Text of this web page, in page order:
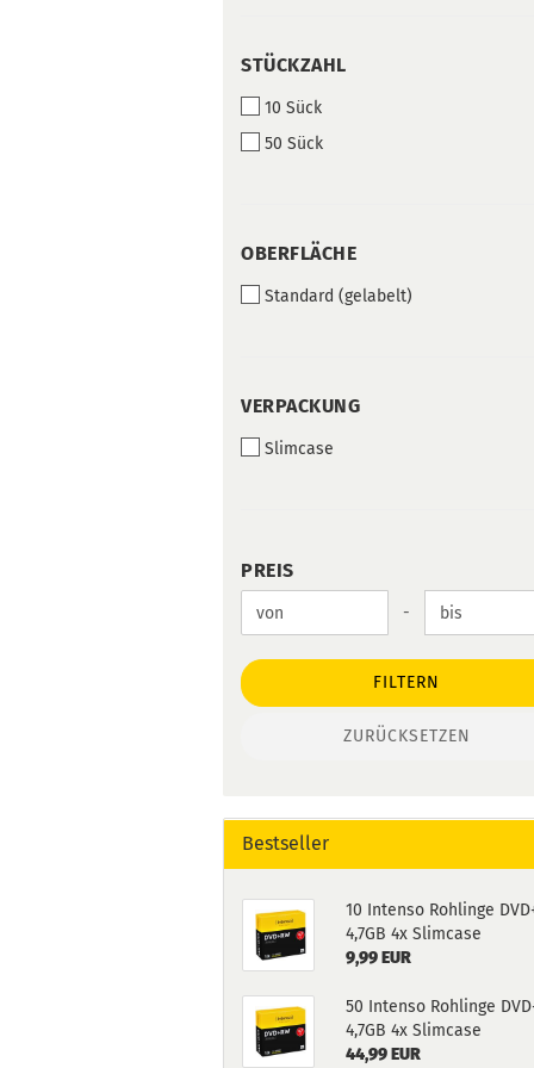
STÜCKZAHL
STÜCKZAHL
10 Sück
50 Sück
OBERFLÄCHE
OBERFLÄCHE
Standard (gelabelt)
VERPACKUNG
VERPACKUNG
Slimcase
PREIS
Preis bis -
FILTERN
ZURÜCKSETZEN
Bestseller
10 Intenso Rohlinge
4,7GB 4x Slimcase
9,99 EUR
50 Intenso Rohlinge
4,7GB 4x Slimcase
44,99 EUR